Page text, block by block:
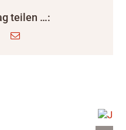
teilen …:
WhatsApp
E-